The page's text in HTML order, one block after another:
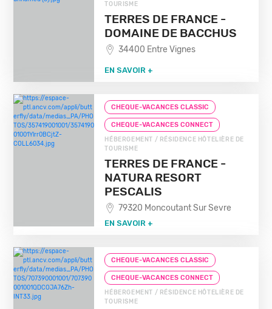
TOURISME
TERRES DE FRANCE -
DOMAINE DE BACCHUS
34400 Entre Vignes
EN SAVOIR +
CHEQUE-VACANCES CLASSIC
CHEQUE-VACANCES CONNECT
HÉBERGEMENT / RÉSIDENCE HÔTELIÈRE DE
TOURISME
TERRES DE FRANCE -
NATURA RESORT
PESCALIS
79320 Moncoutant Sur Sevre
EN SAVOIR +
CHEQUE-VACANCES CLASSIC
CHEQUE-VACANCES CONNECT
HÉBERGEMENT / RÉSIDENCE HÔTELIÈRE DE
TOURISME